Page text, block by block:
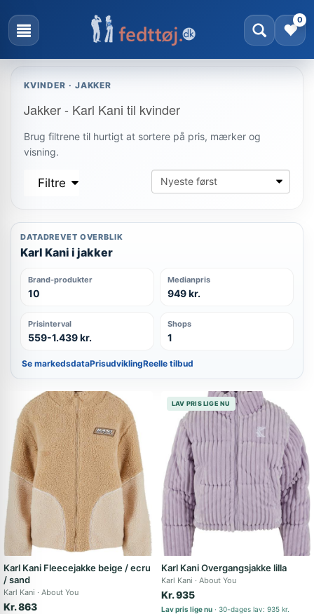
0
KVINDER · JAKKER
Jakker - Karl Kani til kvinder
Brug filtrene til hurtigt at sortere på pris, mærker og
visning.
Filtre
DATADREVET OVERBLIK
Karl Kani i jakker
Brand-produkter
10
Medianpris
949 kr.
Prisinterval
559-1.439 kr.
Shops
1
Se markedsdataPrisudviklingReelle tilbud
Karl Kani Fleecejakke beige / ecru
/ sand
Karl Kani About You
Kr. 863
LAV PRIS LIGE NU
Karl Kani Overgangsjakke lilla
Karl Kani About You
Kr. 935
Lav pris lige nu 30-dages lav: 935 kr.